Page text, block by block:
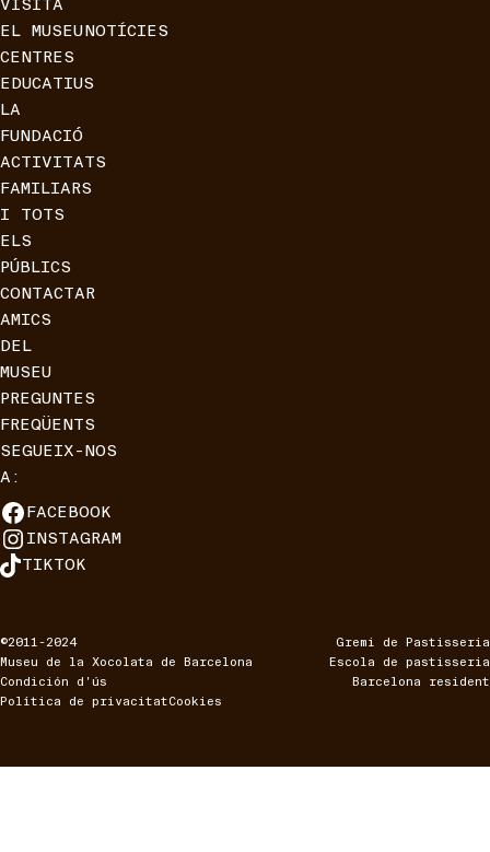
VISITA
EL MUSEU NOTÍCIES
CENTRES
EDUCATIUS
LA
FUNDACIÓ
ACTIVITATS
FAMILIARS
I TOTS
ELS
PÚBLICS
CONTACTAR
AMICS
DEL
MUSEU
PREGUNTES
FREQÜENTS
SEGUEIX-NOS
A:
FACEBOOK
INSTAGRAM
TIKTOK
©2011-2024
Museu de la Xocolata de Barcelona
Condición d'ús
Política de privacitatCookies
Gremi de Pastisseria
Escola de pastisseria
Barcelona resident